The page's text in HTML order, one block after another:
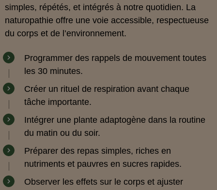
simples, répétés, et intégrés à notre quotidien. La
naturopathie offre une voie accessible, respectueuse
du corps et de l’environnement.
Programmer des rappels de mouvement toutes
les 30 minutes.
Créer un rituel de respiration avant chaque
tâche importante.
Intégrer une plante adaptogène dans la routine
du matin ou du soir.
Préparer des repas simples, riches en
nutriments et pauvres en sucres rapides.
Observer les effets sur le corps et ajuster